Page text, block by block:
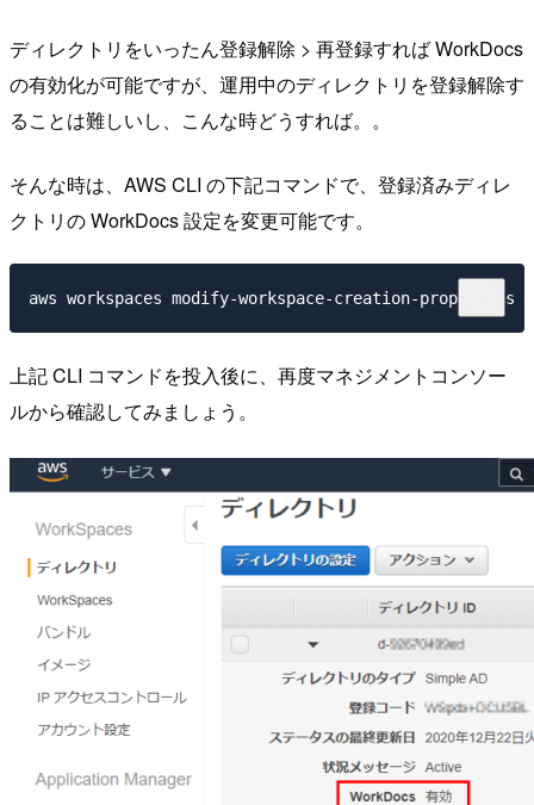
ディレクトリをいったん登録解除 > 再登録すれば WorkDocs
の有効化が可能ですが、運用中のディレクトリを登録解除す
ることは難しいし、こんな時どうすれば。。
そんな時は、AWS CLI の下記コマンドで、登録済みディレ
クトリの WorkDocs 設定を変更可能です。
上記 CLI コマンドを投入後に、再度マネジメントコンソー
ルから確認してみましょう。